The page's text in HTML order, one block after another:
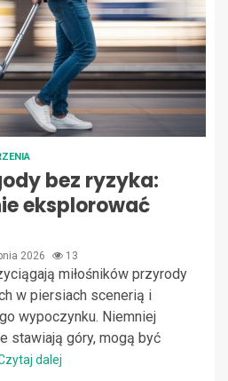
bez ryzyka:
eksplorować
2026 13
miłośników przyrody
w piersiach scenerią i
wypoczynku. Niemniej
stawiają góry, mogą być
dalej